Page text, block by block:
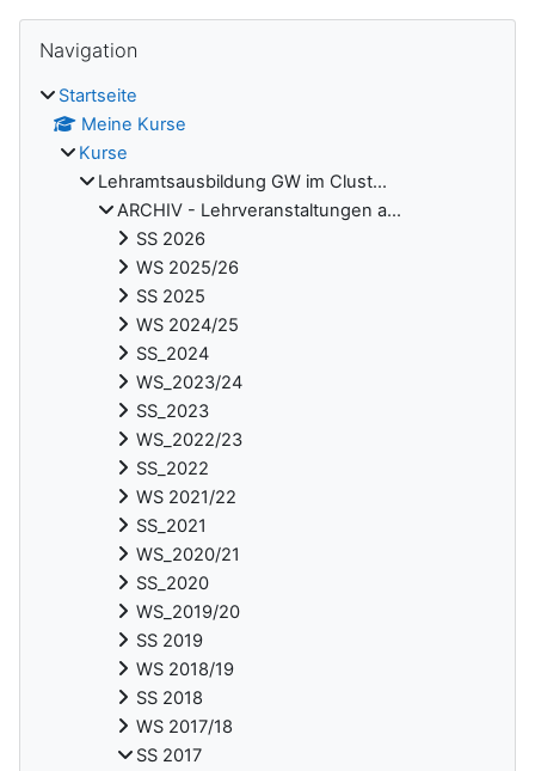
Navigation
Startseite
Meine Kurse
Kurse
Lehramtsausbildung GW im Clust...
ARCHIV - Lehrveranstaltungen a...
SS 2026
WS 2025/26
SS 2025
WS 2024/25
SS_2024
WS_2023/24
SS_2023
WS_2022/23
SS_2022
WS 2021/22
SS_2021
WS_2020/21
SS_2020
WS_2019/20
SS 2019
WS 2018/19
SS 2018
WS 2017/18
SS 2017